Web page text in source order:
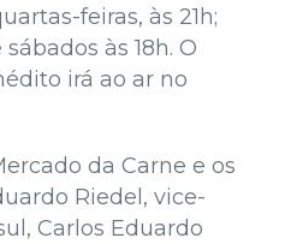
feiras, às 21h;
às 18h. O
irá ao ar no
da Carne e os
Riedel, vice-
Carlos Eduardo